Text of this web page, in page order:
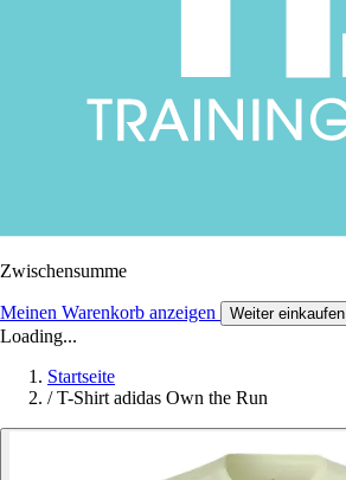
Zwischensumme
Meinen Warenkorb anzeigen Weiter einkaufen
Loading...
Startseite
/ T-Shirt adidas Own the Run